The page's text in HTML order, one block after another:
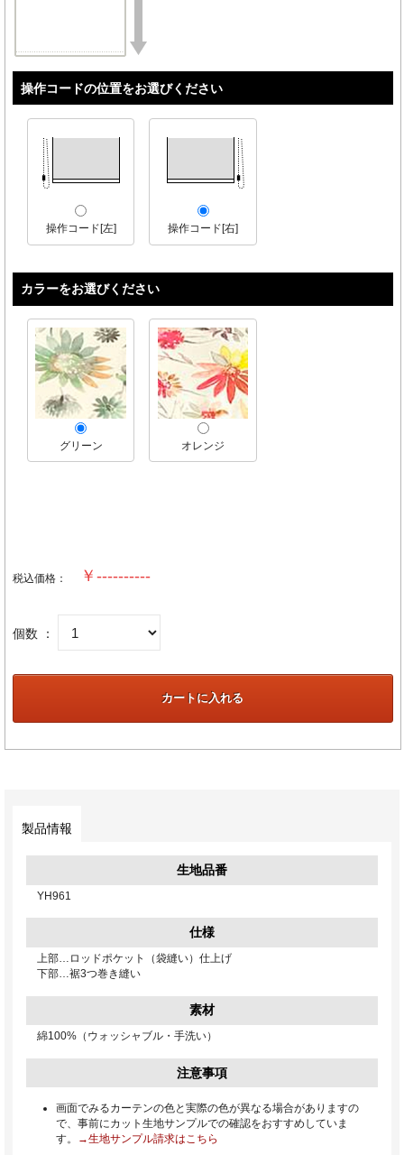
操作コードの位置をお選びください
操作コード[左] 操作コード[右]
カラーをお選びください
グリーン オレンジ
税込価格：
個数 ：
製品情報
生地品番
YH961
仕様
上部…ロッドポケット（袋縫い）仕上げ
下部…裾3つ巻き縫い
素材
綿100%（ウォッシャブル・手洗い）
注意事項
画面でみるカーテンの色と実際の色が異なる場合がありますの
で、事前にカット生地サンプルでの確認をおすすめしていま
す。
→生地サンプル請求はこちら